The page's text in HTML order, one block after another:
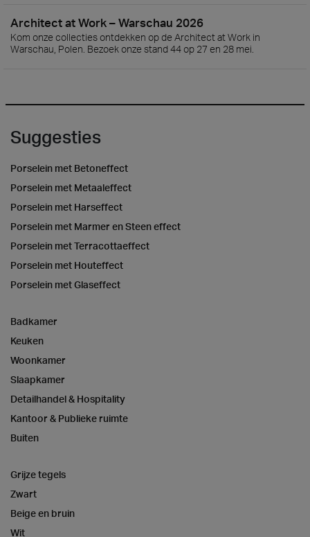
Architect at Work – Warschau 2026
Kom onze collecties ontdekken op de Architect at Work in
Warschau, Polen. Bezoek onze stand 44 op 27 en 28 mei.
Suggesties
Porselein met Betoneffect
Porselein met Metaaleffect
Porselein met Harseffect
Porselein met Marmer en Steen effect
Porselein met Terracottaeffect
Porselein met Houteffect
Porselein met Glaseffect
Badkamer
Keuken
Woonkamer
Slaapkamer
Detailhandel & Hospitality
Kantoor & Publieke ruimte
Buiten
Grijze tegels
Zwart
Beige en bruin
Wit